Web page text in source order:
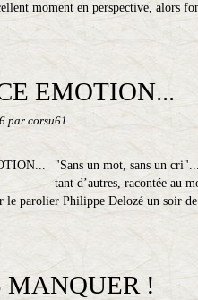
moment en perspective, alors
EMOTION...
par corsu61
"Sans un mot, sans un
tant d’autres, racontée au
le parolier Philippe Delozé un soir
MANQUER !